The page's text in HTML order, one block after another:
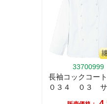
33700999
長袖コックコー
０３４ ０３ サ